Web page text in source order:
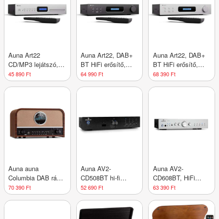
Auna Art22
CD/MP3 lejátszó,
HiFi lejátszó, CD,
CD-R/RW, CD-MP3,
45 890 Ft
Auna Art22, DAB+
BT HiFi erősítő,
DAB+/FM rádió
erősítő
64 990 Ft
Auna Art22, DAB+
BT HiFi erősítő,
DAB+/FM rádió
erősítő
68 390 Ft
Auna auna
Columbia DAB rádió
60 W CD-lejátszó
DAB+/FM tuner
70 390 Ft
Auna AV2-
CD508BT hi-fi
erősítő, fekete,
AUX, bluetooth
52 690 Ft
Auna AV2-
CD608BT, HiFi
sztereo erősítő, 4 x
100 W RMS, BT,
digitális optikai
bemenet
63 390 Ft